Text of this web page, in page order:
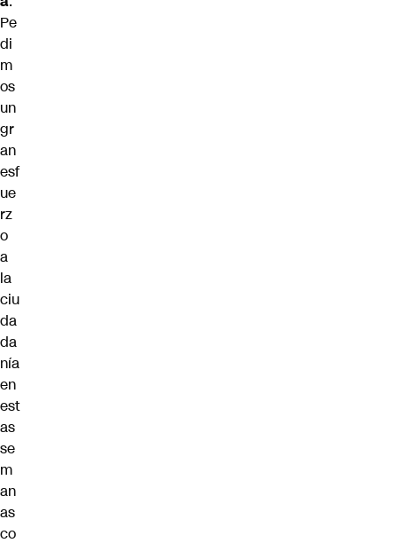
Pe
di
m
os
un
gr
an
esf
ue
rz
o
a
la
ciu
da
da
nía
en
est
as
se
m
an
as
co